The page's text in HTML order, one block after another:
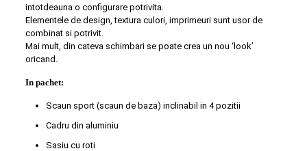
intotdeauna o configurare potrivita.
Elementele de design, textura culori, imprimeuri sunt usor de
combinat si potrivit.
Mai mult, din cateva schimbari se poate crea un nou ‘look’
oricand.
In pachet:
Scaun sport (scaun de baza) inclinabil in 4 pozitii
Cadru din aluminiu
Sasiu cu roti